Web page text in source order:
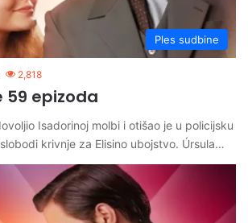
Ples sudbine
2,818
59 epizoda
Isadorinoj molbi i otišao je u policijsku
krivnje za Elisino ubojstvo. Úrsula…